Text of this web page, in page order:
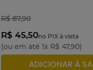
R$ 87,90
R$ 45,50no PIX à vista
(ou em até 1x R$ 47,90)
ADICIONAR À